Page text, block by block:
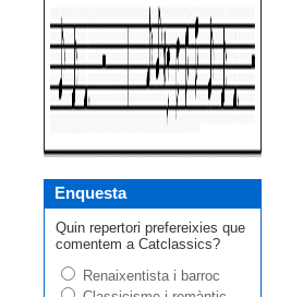
Enquesta
Quin repertori prefereixies que
comentem a Catclassics?
Renaixentista i barroc